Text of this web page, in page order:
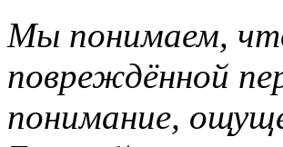
Мы понимаем,
повреждённой
понимание,